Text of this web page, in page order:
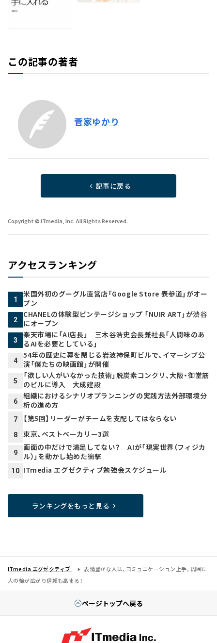
この記事の著者
菅家ゆかり
記事に戻る
Copyright © ITmedia, Inc. All Rights Reserved.
アクセスランキング
1
米国外初のグーグル直営店「Google Store 表参道」がオー
プン
2
CHANELの体験型ビンテージショップ 「NUIR ART」が渋谷
にオープン
3
楽天市場に「AI店長」 三木谷浩史会長兼社長「人間味のあ
るAIを必要としている」
4
54年の歴史に幕を閉じる岩波神保町ビルで、イマーシブ公
演「僕たちの映画館」が開催
5
「欲しい人がいなかった技術」脱炭素コンクリ、大阪・御堂筋
のビルに導入 大成建設
6
組織におけるシナリオプランニングの実践方法――外部環境分
析の進め方
7 【第5回】リーダーがチームを支配してはならない
8 東京、ベストベーカリー3選
9
画面の中だけで満足してない？ AIが「現実世界（フィジカ
ル）」を動かし始めた衝撃
10 ITmedia エグゼクティブ勉強会スケジュール
ランキングをもっと見る
ITmedia エグゼクティブ
表情豊かな人は、コミュニケーション上手。周囲に
人の輪が広がり信頼も高まる！
ページトップへ戻る